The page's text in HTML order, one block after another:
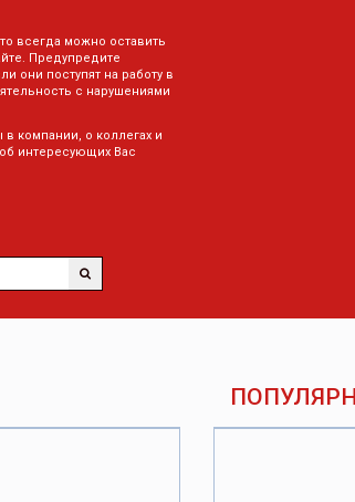
всегда можно оставить
Предупредите
они поступят на работу в
с нарушениями
компании, о коллегах и
интересующих Вас